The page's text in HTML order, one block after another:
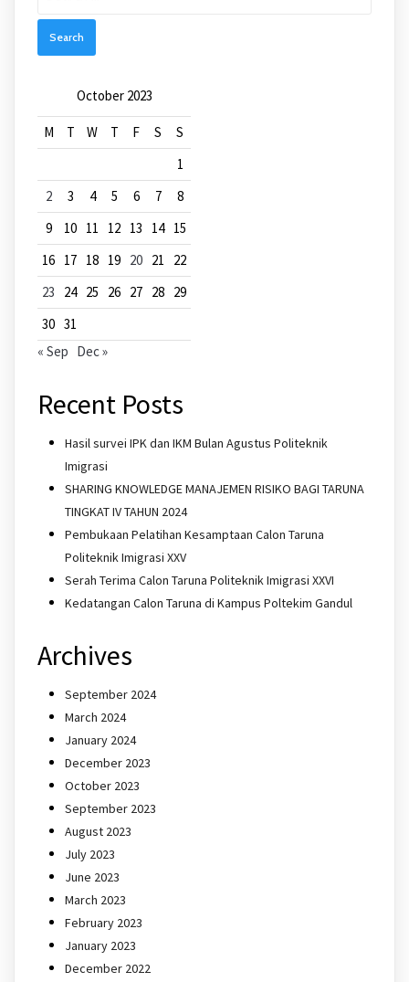
October 2023
M T W T F S
S
1
2
3 4 5 6 7
8
9
10 11 12 13 14 15
16 17 18 19 20 21
22
23
24 25 26 27 28 29
30 31
« Sep Dec »
Recent Posts
Hasil survei IPK dan IKM Bulan Agustus Politeknik
Imigrasi
SHARING KNOWLEDGE MANAJEMEN RISIKO BAGI TARUNA
TINGKAT IV TAHUN 2024
Pembukaan Pelatihan Kesamptaan Calon Taruna
Politeknik Imigrasi XXV
Serah Terima Calon Taruna Politeknik Imigrasi XXVI
Kedatangan Calon Taruna di Kampus Poltekim Gandul
Archives
September 2024
March 2024
January 2024
December 2023
October 2023
September 2023
August 2023
July 2023
June 2023
March 2023
February 2023
January 2023
December 2022